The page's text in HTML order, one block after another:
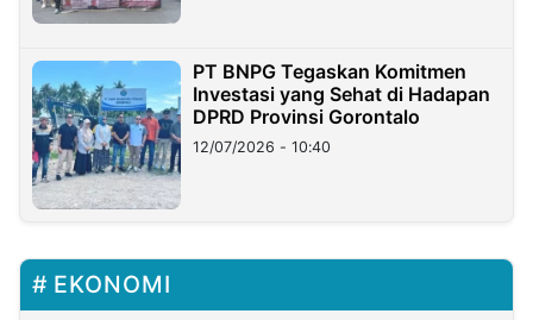
PT BNPG Tegaskan Komitmen
Investasi yang Sehat di Hadapan
DPRD Provinsi Gorontalo
12/07/2026 - 10:40
EKONOMI